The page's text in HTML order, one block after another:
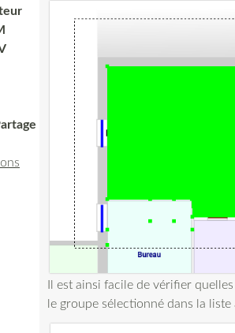
Il est ainsi facile de vérifier
le groupe sélectionné dans la